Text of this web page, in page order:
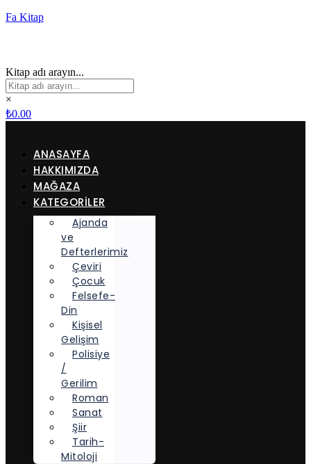
Fa Kitap
Kitap adı arayın...
×
₺0.00
ANASAYFA
HAKKIMIZDA
MAĞAZA
KATEGORİLER
Ajanda
ve
Defterlerimiz
Çeviri
Çocuk
Felsefe-
Din
Kişisel
Gelişim
Polisiye
/
Gerilim
Roman
Sanat
Şiir
Tarih-
Mitoloji